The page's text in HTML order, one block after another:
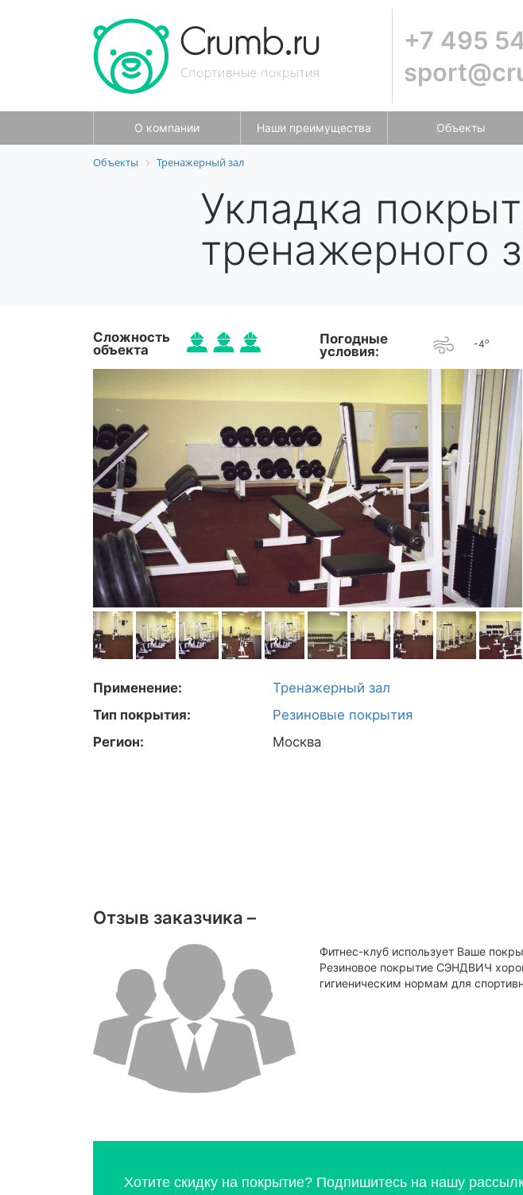
+7 495
О компании Наши преимущества Объекты
Объекты Тренажерный зал
Укладка
тренажерного
Сложность
объекта
Погодные
условия:
-4o
Применение:
Тренажерный зал
Тип покрытия:
Резиновые покрытия
Регион:
Москва
Отзыв заказчика –
Фитнес-клуб использует Ваше
Резиновое покрытие СЭНДВИЧ
гигиеническим нормам для
Хотите скидку на покрытие? Подпишитесь на нашу